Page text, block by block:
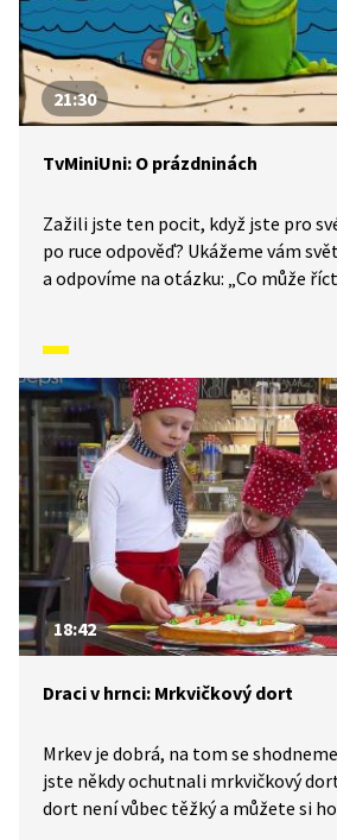
21:30
TvMiniUni: O prázdninách
Zažili jste ten pocit, když jste pro
po ruce odpověď? Ukážeme vám
a odpovíme na otázku: „Co může
18:42
Draci v hrnci: Mrkvičkový dort
Mrkev je dobrá, na tom se
jste někdy ochutnali mrkvičkový
dort není vůbec těžký a můžete si